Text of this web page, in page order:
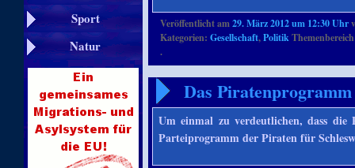
Sport
Natur
Veröffentlicht am29. März 2012 um 12:30 Uhr
Kategorien:Gesellschaft,Politik
.
Das
Um einmal zu verdeutlichen, dass
Parteiprogramm der Piraten für